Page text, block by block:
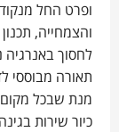
ופרט החל
והצמחייה,
לחסוך באנרגיה
תאורה מבוססי
מנת שבכל
כיור שירות